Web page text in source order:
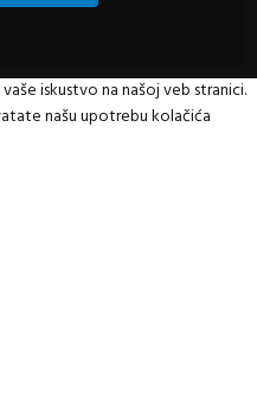
iskustvo na našoj veb stranici.
našu upotrebu kolačića